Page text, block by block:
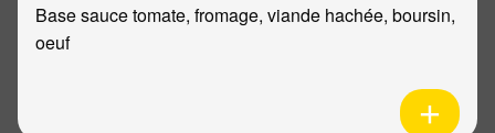
Base sauce tomate, fromage, viande hachée, boursin,
oeuf